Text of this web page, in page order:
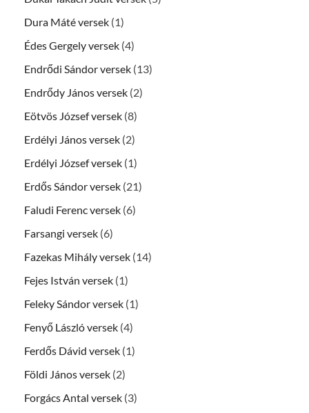
Dura Máté versek (1)
Édes Gergely versek (4)
Endrődi Sándor versek (13)
Endrődy János versek (2)
Eötvös József versek (8)
Erdélyi János versek (2)
Erdélyi József versek (1)
Erdős Sándor versek (21)
Faludi Ferenc versek (6)
Farsangi versek (6)
Fazekas Mihály versek (14)
Fejes István versek (1)
Feleky Sándor versek (1)
Fenyő László versek (4)
Ferdős Dávid versek (1)
Földi János versek (2)
Forgács Antal versek (3)